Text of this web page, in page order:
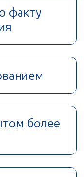
факту
более